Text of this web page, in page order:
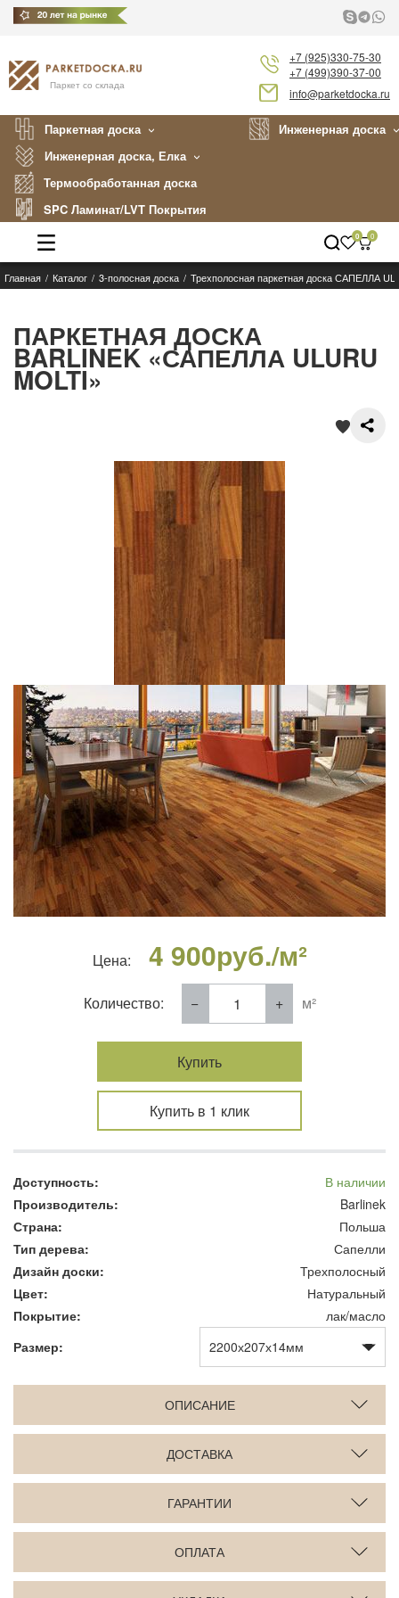
Паркет со склада
+7 (925)330-75-30
+7 (499)390-37-00
info@parketdocka.ru
Паркетная доска
Инженерная доска
Инженерная доска, Елка
Термообработанная доска
SPC Ламинат/LVT Покрытия
Каталог
Укладка
Примеры работ
0 0
Главная Каталог 3-полосная доска Трехполосная паркетная доска САПЕЛЛА
ПАРКЕТНАЯ ДОСКА
BARLINEK «САПЕЛЛА ULURU
MOLTI»
Цена: 4 900руб./м²
Количество: м²
Купить
Купить в 1 клик
Доступность:
В наличии
Производитель:
Barlinek
Страна:
Польша
Тип дерева:
Сапелли
Дизайн доски:
Трехполосный
Цвет:
Натуральный
Покрытие:
лак/масло
Размер:
ОПИСАНИЕ
ДОСТАВКА
ГАРАНТИИ
ОПЛАТА